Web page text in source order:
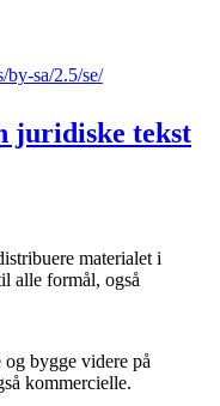
by-sa/2.5/se/
juridiske tekst
materialet i
alle formål, også
bygge videre på
kommercielle.